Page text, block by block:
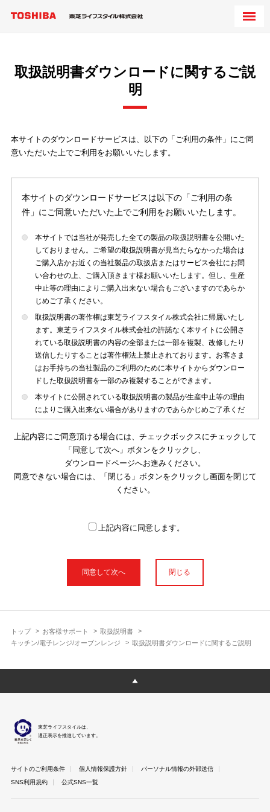
トップ お客様サポート
取扱説明書
キッチン/電子レンジ/オーブンレンジ
取扱説明書ダウンロードに関するご説明
取扱説明書ダウンロードに関するご説
明
本サイトのダウンロードサービスは、以下の「ご利用の条件」にご同
意いただいた上でご利用をお願いいたします。
本サイトのダウンロードサービスは以下の「ご利用の条
件」にご同意いただいた上でご利用をお願いいたします。
本サイトでは当社が発売した全ての製品の取扱説明書を公開いた
しておりません。ご希望の取扱説明書が見当たらなかった場合は
ご購入店かお近くの当社製品の取扱店またはサービス会社にお問
い合わせの上、ご購入頂きます様お願いいたします。但し、生産
中止等の理由によりご購入出来ない場合もございますのであらか
じめご了承ください。
取扱説明書の著作権は東芝ライフスタイル株式会社に帰属いたし
ます。東芝ライフスタイル株式会社の許諾なく本サイトに公開さ
れている取扱説明書の内容の全部または一部を複製、改修したり
送信したりすることは著作権法上禁止されております。お客さま
はお手持ちの当社製品のご利用のために本サイトからダウンロー
ドした取扱説明書を一部のみ複製することができます。
本サイトに公開されている取扱説明書の製品が生産中止等の理由
によりご購入出来ない場合がありますのであらかじめご了承くだ
本サイトに公開されている取扱説明書は、製品が発売された時点
のものを掲載しております。従いまして本サイトに掲載されてい
る取扱説明書の記載内容とお客さまがお持ちの製品の仕様がその
後のマイナーチェンジ等で変更になる場合がございます。本サイ
トに公開されている取扱説明書の内容とお手持ちの製品の仕様に
使用上のご注意や安全上のご注意、また測定基準や数値等は取扱
説明書が作成された時点での基準に応じた内容となっております
明書以外の印刷物が同梱されている場合がありますが、本サイト
ではそれらを全て公開しておりませんのであらかじめご了承くだ
本サイトのサービスは予告なく中止または内容を変更する場合が
ございますのであらかじめご了承ください。
さま以外からのお問い合わせにはお答えできない場合があります
のであらかじめご了承ください。
上記内容にご同意頂ける場合には、チェックボックスにチェックして
「同意して次へ」ボタンをクリックし、
ダウンロードページへお進みください。
同意できない場合には、「閉じる」ボタンをクリックし画面を閉じて
ください。
上記内容に同意します。
閉じる
東芝ライフスタイルは、
適正表示を推進しています。
サイトのご利用条件 個人情報保護方針
パーソナル情報の外部送信
SNS利用規約
公式SNS一覧